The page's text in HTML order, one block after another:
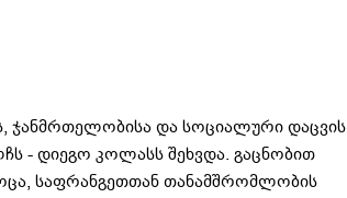
და სოციალური დაცვის
- დიეგო კოლასს შეხვდა. გაცნობით
საფრანგეთთან თანამშრომლობის